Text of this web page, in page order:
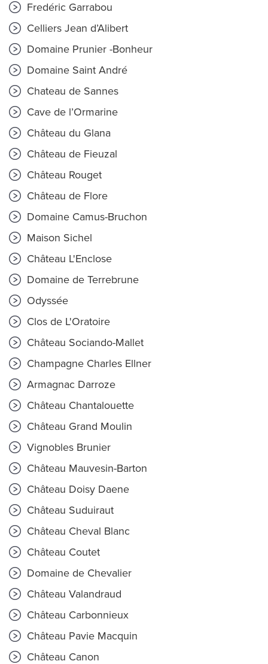
Fredéric Garrabou
Celliers Jean d’Alibert
Domaine Prunier -Bonheur
Domaine Saint André
Chateau de Sannes
Cave de l’Ormarine
Château du Glana
Château de Fieuzal
Château Rouget
Château de Flore
Domaine Camus-Bruchon
Maison Sichel
Château L'Enclose
Domaine de Terrebrune
Odyssée
Clos de L'Oratoire
Château Sociando-Mallet
Champagne Charles Ellner
Armagnac Darroze
Château Chantalouette
Château Grand Moulin
Vignobles Brunier
Château Mauvesin-Barton
Château Doisy Daene
Château Suduiraut
Château Cheval Blanc
Château Coutet
Domaine de Chevalier
Château Valandraud
Château Carbonnieux
Château Pavie Macquin
Château Canon